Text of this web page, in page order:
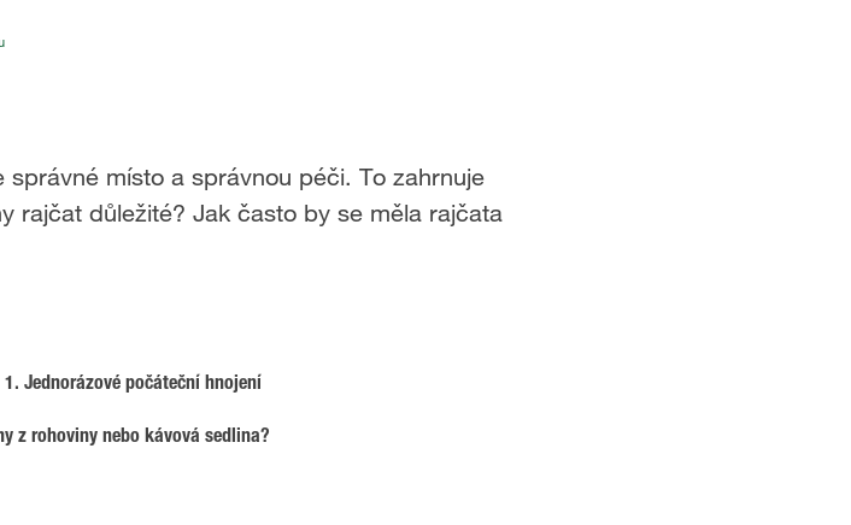
místo a správnou péči. To zahrnuje
rajčat důležité? Jak často by se měla rajčata
1. Jednorázové počáteční hnojení
z rohoviny nebo kávová sedlina?